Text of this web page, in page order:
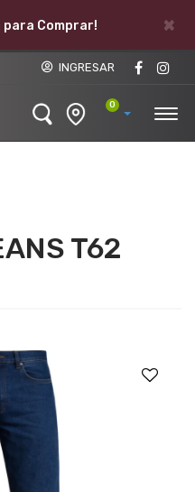
×
para Comprar!
INGRESAR
0
T62